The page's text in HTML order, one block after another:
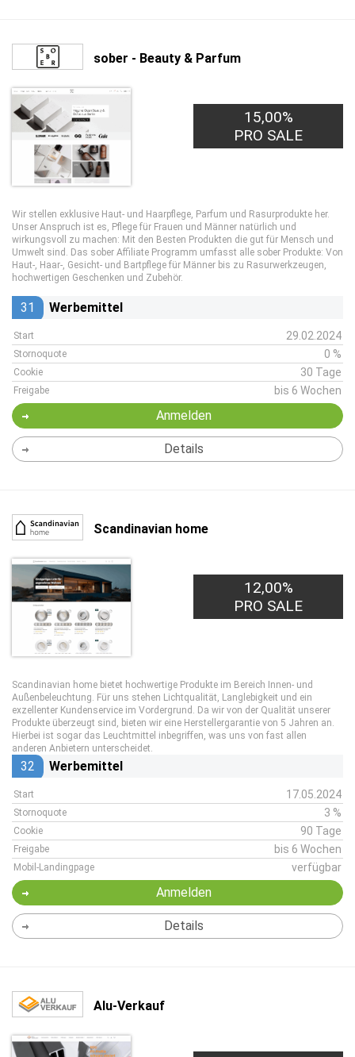
sober - Beauty & Parfum
15,00%
PRO SALE
Wir stellen exklusive Haut- und Haarpflege, Parfum und Rasurprodukte her.
Unser Anspruch ist es, Pflege für Frauen und Männer natürlich und
wirkungsvoll zu machen: Mit den Besten Produkten die gut für Mensch und
Umwelt sind. Das sober Affiliate Programm umfasst alle sober Produkte: Von
Haut-, Haar-, Gesicht- und Bartpflege für Männer bis zu Rasurwerkzeugen,
hochwertigen Geschenken und Zubehör.
31 Werbemittel
Start 29.02.2024
Stornoquote 0 %
Cookie 30 Tage
Freigabe bis 6 Wochen
Anmelden
Details
Scandinavian home
12,00%
PRO SALE
Scandinavian home bietet hochwertige Produkte im Bereich Innen- und
Außenbeleuchtung. Für uns stehen Lichtqualität, Langlebigkeit und ein
exzellenter Kundenservice im Vordergrund. Da wir von der Qualität unserer
Produkte überzeugt sind, bieten wir eine Herstellergarantie von 5 Jahren an.
Hierbei ist sogar das Leuchtmittel inbegriffen, was uns von fast allen
anderen Anbietern unterscheidet.
32 Werbemittel
Start 17.05.2024
Stornoquote 3 %
Cookie 90 Tage
Freigabe bis 6 Wochen
Mobil-Landingpage verfügbar
Anmelden
Details
Alu-Verkauf